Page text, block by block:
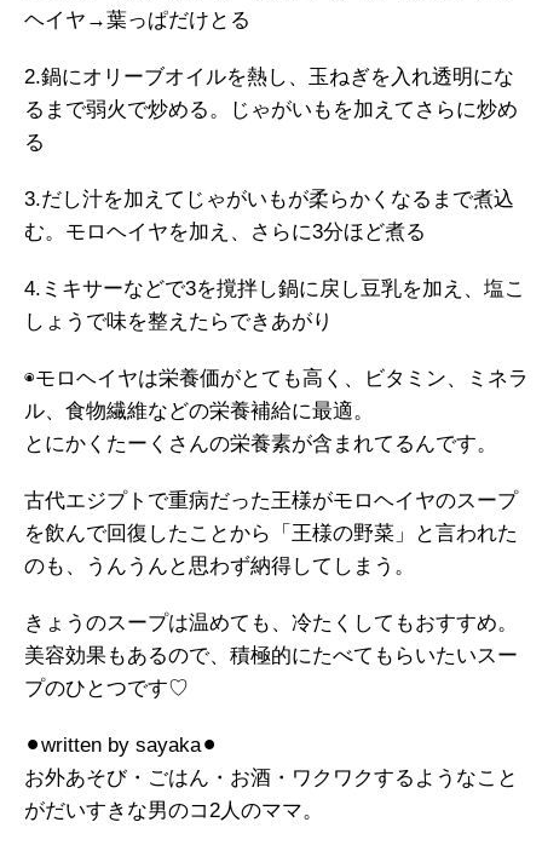
ヘイヤ→葉っぱだけとる
2.鍋にオリーブオイルを熱し、玉ねぎを入れ透明にな
るまで弱火で炒める。じゃがいもを加えてさらに炒め
る
3.だし汁を加えてじゃがいもが柔らかくなるまで煮込
む。モロヘイヤを加え、さらに3分ほど煮る
4.ミキサーなどで3を撹拌し鍋に戻し豆乳を加え、塩こ
しょうで味を整えたらできあがり
◉モロヘイヤは栄養価がとても高く、ビタミン、ミネラ
ル、食物繊維などの栄養補給に最適。
とにかくたーくさんの栄養素が含まれてるんです。
古代エジプトで重病だった王様がモロヘイヤのスープ
を飲んで回復したことから「王様の野菜」と言われた
のも、うんうんと思わず納得してしまう。
きょうのスープは温めても、冷たくしてもおすすめ。
美容効果もあるので、積極的にたべてもらいたいスー
プのひとつです♡
⚫︎written by sayaka⚫︎
お外あそび・ごはん・お酒・ワクワクするようなこと
がだいすきな男のコ2人のママ。